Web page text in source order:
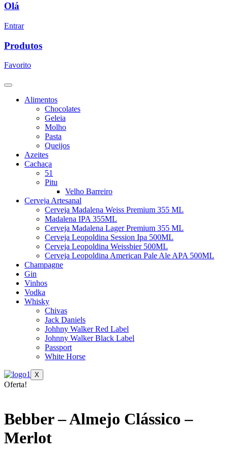
Olá
Entrar
Produtos
Favorito
Alimentos
Chocolates
Geleia
Molho
Pasta
Queijos
Azeites
Cachaça
51
Pitu
Velho Barreiro
Cerveja Artesanal
Cerveja Madalena Weiss Premium 355 ML
Madalena IPA 355ML
Cerveja Madalena Lager Premium 355 ML
Cerveja Leopoldina Session Ipa 500ML
Cerveja Leopoldina Weissbier 500ML
Cerveja Leopoldina American Pale Ale APA 500ML
Champagne
Gin
Vinhos
Vodka
Whisky
Chivas
Jack Daniels
Johhny Walker Red Label
Johnny Walker Black Label
Passport
White Horse
X
Oferta!
Bebber – Almejo Clássico –
Merlot